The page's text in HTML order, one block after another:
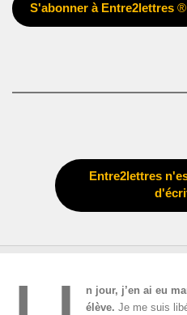
S'abonner à Entre2lettres®
Entre2lettres
n jour, j’en ai eu
élève.Je me suis